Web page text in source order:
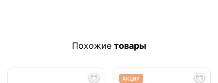
Похожие товары
Акция